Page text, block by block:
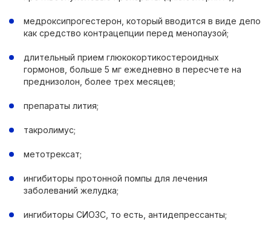
медроксипрогестерон, который вводится в виде депо
как средство контрацепции перед менопаузой;
длительный прием глюкокортикостероидных
гормонов, больше 5 мг ежедневно в пересчете на
преднизолон, более трех месяцев;
препараты лития;
такролимус;
метотрексат;
ингибиторы протонной помпы для лечения
заболеваний желудка;
ингибиторы СИОЗС, то есть, антидепрессанты;